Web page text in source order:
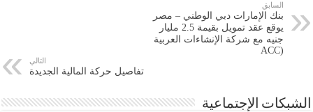
السابق
بنك الإمارات دبي الوطني – مصر
يوقع عقد تمويل بقيمة 2.5 مليار
جنيه مع شركة الإنشاءات العربية
(ACC
التالي
تفاصيل حركة المالية الجديدة
الشبكات الإجتماعية